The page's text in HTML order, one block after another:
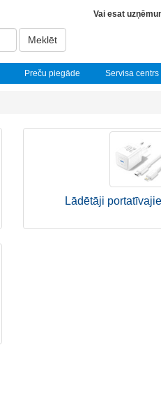
Vai esat
Meklēt
Preču piegāde Servisa centrs
Lādētāji